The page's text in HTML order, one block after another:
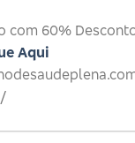
com 60%
Aqui